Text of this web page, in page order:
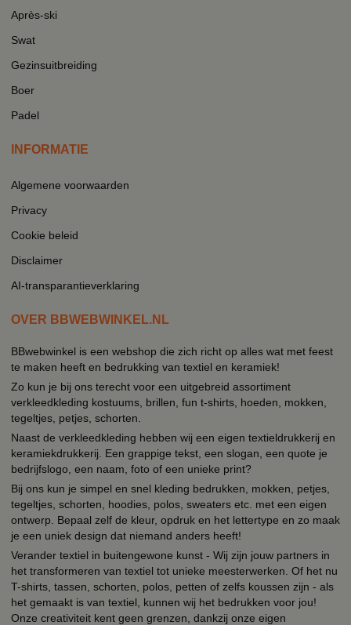
Après-ski
Swat
Gezinsuitbreiding
Boer
Padel
INFORMATIE
Algemene voorwaarden
Privacy
Cookie beleid
Disclaimer
AI-transparantieverklaring
OVER BBWEBWINKEL.NL
BBwebwinkel is een webshop die zich richt op alles wat met feest
te maken heeft en bedrukking van textiel en keramiek!
Zo kun je bij ons terecht voor een uitgebreid assortiment
verkleedkleding kostuums, brillen, fun t-shirts, hoeden, mokken,
tegeltjes, petjes, schorten.
Naast de verkleedkleding hebben wij een eigen textieldrukkerij en
keramiekdrukkerij. Een grappige tekst, een slogan, een quote je
bedrijfslogo, een naam, foto of een unieke print?
Bij ons kun je simpel en snel kleding bedrukken, mokken, petjes,
tegeltjes, schorten, hoodies, polos, sweaters etc. met een eigen
ontwerp. Bepaal zelf de kleur, opdruk en het lettertype en zo maak
je een uniek design dat niemand anders heeft!
Verander textiel in buitengewone kunst - Wij zijn jouw partners in
het transformeren van textiel tot unieke meesterwerken. Of het nu
T-shirts, tassen, schorten, polos, petten of zelfs koussen zijn - als
het gemaakt is van textiel, kunnen wij het bedrukken voor jou!
Onze creativiteit kent geen grenzen, dankzij onze eigen